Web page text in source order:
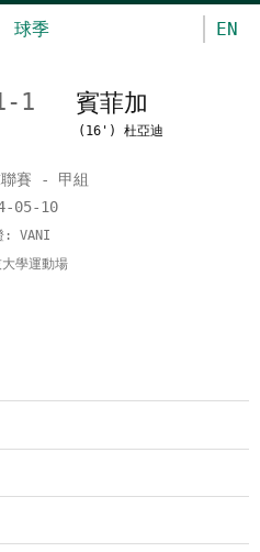
球季 EN
1 賓菲加
(16') 杜亞迪
聯賽 - 甲組
05-10
: VANI
大學運動場